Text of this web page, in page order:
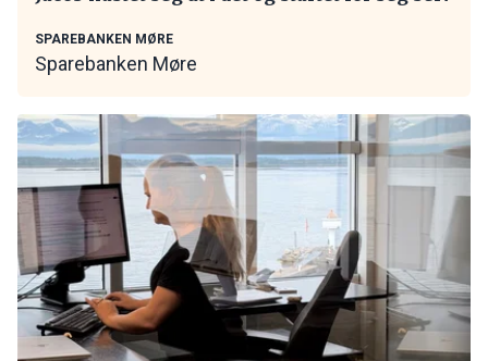
SPAREBANKEN MØRE
Sparebanken Møre